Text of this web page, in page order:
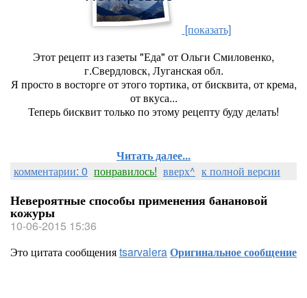
[показать]
Этот рецепт из газеты "Еда" от Ольги Смиловенко,
г.Свердловск, Луганская обл.
Я просто в восторге от этого тортика, от бисквита, от крема,
от вкуса...
Теперь бисквит только по этому рецепту буду делать!
Читать далее...
комментарии: 0 понравилось! вверх^ к полной версии
Невероятные способы применения банановой
кожуры
10-06-2015 15:36
Это цитата сообщенияtsarvaleraОригинальное сообщение